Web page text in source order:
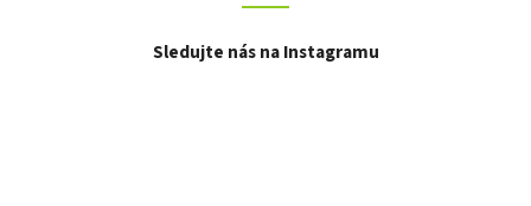
Sledujte nás na Instagramu